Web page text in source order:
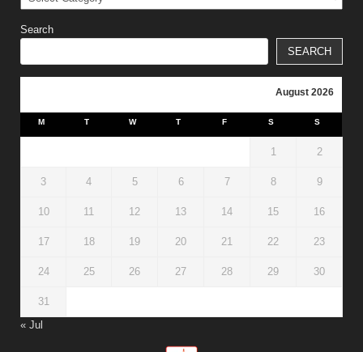
Search
SEARCH
August 2026
M T W T F S S
1 2
3 4 5 6 7 8 9
10 11 12 13 14 15 16
17 18 19 20 21 22 23
24 25 26 27 28 29 30
31
« Jul